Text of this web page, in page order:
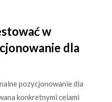
w
dla
pozycjonowanie dla
konkretnymi celami